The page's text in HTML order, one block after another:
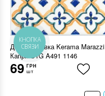
Декор вставка Kerama Marazzi
Капри STG A491 1146
69 ГРН
шт
КНОПКА
СВЯЗИ